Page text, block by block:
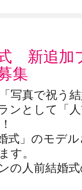
新追加
集
写真で祝う
ンとして「
式」のモデ
す。
の人前結婚